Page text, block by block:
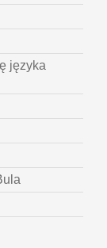
języka